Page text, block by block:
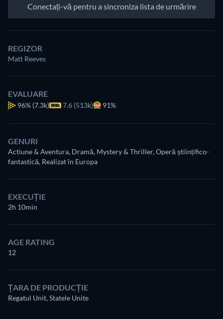
Conectați-vă pentru a sincroniza lista de urmărire
REGIZOR
Matt Reeves
EVALUARE
96% (7.3k) 7.6 (513k) 91%
GENURI
Actiune & Aventura, Dramă, Mystery & Thriller, Operă științifico-
fantastică, Realizat în Europa
EXECUȚIE
2h 10min
AGE RATING
12
ȚARA DE PRODUCȚIE
Regatul Unit, Statele Unite